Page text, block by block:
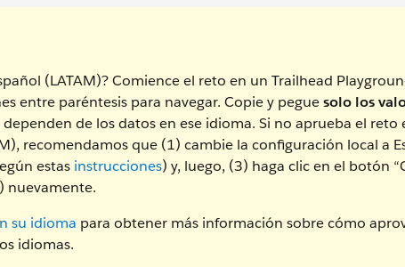
(LATAM)? Comience el reto en un Trailhead
entre paréntesis para navegar. Copie y peguesolo los
de los datos en ese idioma. Si no aprueba el reto
recomendamos que (1) cambie la configuración local a
estas instrucciones) y, luego, (3) haga clic en el botón
nuevamente.
su idioma para obtener más información sobre cómo
idiomas.